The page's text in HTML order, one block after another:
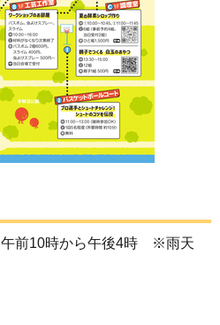
午前10時から午後4時 ※雨天